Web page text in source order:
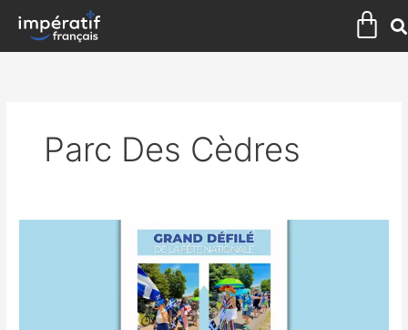
contenu
Parc Des Cèdres